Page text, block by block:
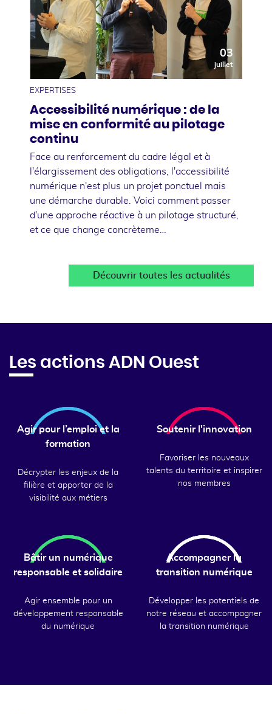
03
juillet
EXPERTISES
Accessibilité numérique : de la
mise en conformité au pilotage
continu
Face au renforcement du cadre légal et à
l'élargissement des obligations, l'accessibilité
numérique n'est plus un projet ponctuel mais
une démarche durable. Voici comment passer
d'une approche réactive à un pilotage structuré,
et ce que change concrèteme…
Découvrir toutes les actualités
Les actions ADN Ouest
Agir pour l’emploi et la
formation
Décrypter les enjeux de la
filière et apporter de la
visibilité aux métiers
Soutenir l'innovation
Favoriser les nouveaux
talents du territoire et inspirer
nos membres
Bâtir un numérique
responsable et solidaire
Agir ensemble pour un
développement responsable
du numérique
Accompagner la
transition numérique
Développer les potentiels de
notre réseau et accompagner
la transition numérique